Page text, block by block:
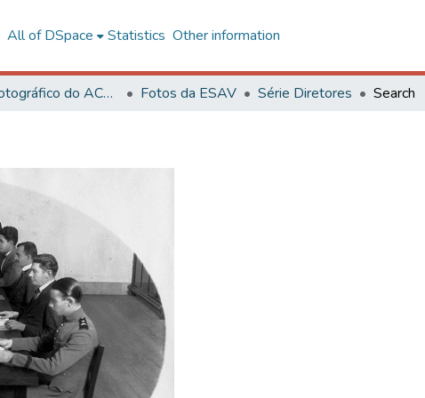
All of DSpace Statistics Other information
Acervo Fotográfico do ACH-UFV Fotos da ESAV Série Diretores Search